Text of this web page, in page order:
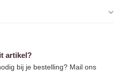
artikel?
bij je bestelling? Mail ons